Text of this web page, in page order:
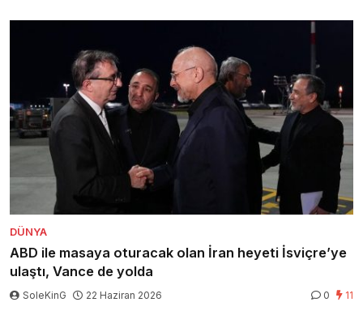
DÜNYA
ABD ile masaya oturacak olan İran heyeti İsviçre’ye
ulaştı, Vance de yolda
SoleKinG 22 Haziran 2026 0 11